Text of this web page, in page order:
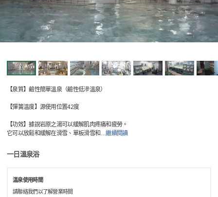
【泉質】鹼性簡單溫泉（鹼性低滲溫泉）
【彈簧溫度】源使用位置42度
【功效】據說岩原之湯可以緩解肌肉疼痛和疲勞。
它可以放鬆和緩解在滑雪、單板滑雪和…繼續閱讀
一日溫泉浴
溫泉使用時間
請聯絡我們以了解營業時間